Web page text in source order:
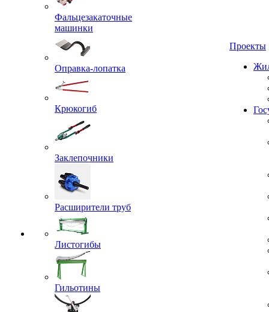
Фальцезакаточные
машинки
Оправка-лопатка
Крюкогиб
Заклепочники
Расширители труб
Листогибы
Гильотины